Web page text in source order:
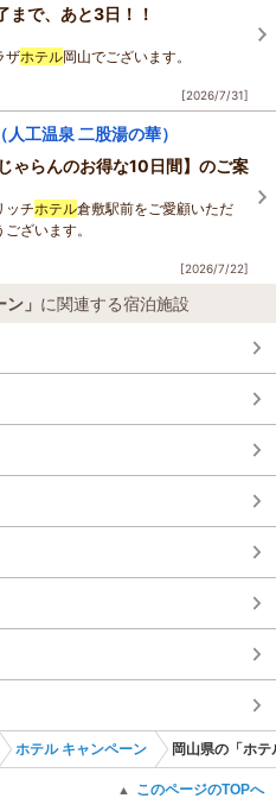
介です☆
まで、あと3日！！
ザホテル岡山でございます。
していた「July Campaign」も、あ
間に合います☆
レートより
[2026/7/31]
工温泉 二股湯の華）
らんのお得な10日間】のご案
ッチホテル倉敷駅前をご愛顧いただ
ざいます。
ます【じゃらんのお得な10日間】キ
も参加しております。
[2026/7/22]
」 に関連する宿泊施設
ホテル キャンペーン 岡山県の「ホ
▲ このページのTOPへ